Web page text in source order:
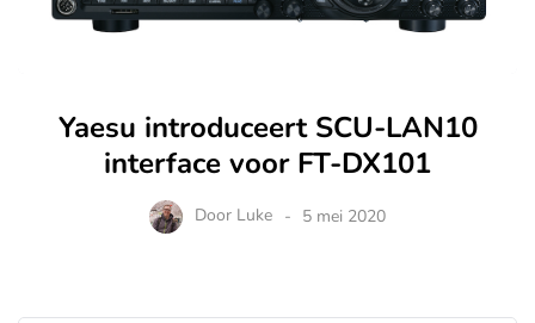
Yaesu introduceert SCU-LAN10
interface voor FT-DX101
Door Luke 5 mei 2020